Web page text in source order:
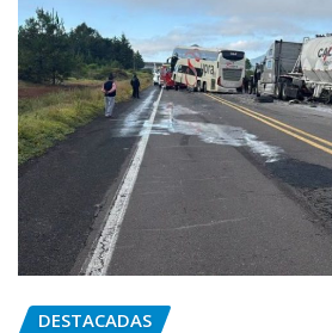
DESTACADAS